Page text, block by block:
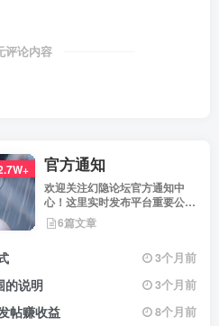
评论内容
官方通知
欢迎关注幻隐论坛官方通知中
心！这里实时发布平台重要公
告、活动规则、功能更新、安全
提醒及用户权益说明，确保每位
们坚持公开透明，通过权威通知
坛获得更优质、安全的使用体
验！立即查看，不错过关键信
息！
6篇文章
3个月前
的说明 3个月前
帖赚收益 8个月前